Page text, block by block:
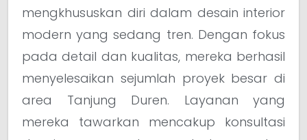
mengkhususkan diri dalam desain interior
modern yang sedang tren. Dengan fokus
pada detail dan kualitas, mereka berhasil
menyelesaikan sejumlah proyek besar di
area Tanjung Duren. Layanan yang
mereka tawarkan mencakup konsultasi